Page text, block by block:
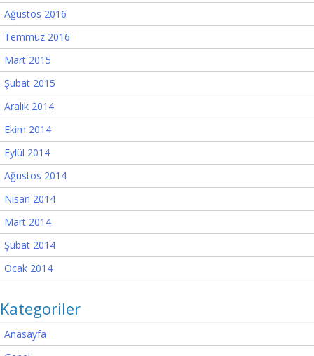
Ağustos 2016
Temmuz 2016
Mart 2015
Şubat 2015
Aralık 2014
Ekim 2014
Eylül 2014
Ağustos 2014
Nisan 2014
Mart 2014
Şubat 2014
Ocak 2014
Kategoriler
Anasayfa